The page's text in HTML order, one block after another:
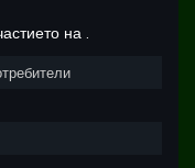
на .